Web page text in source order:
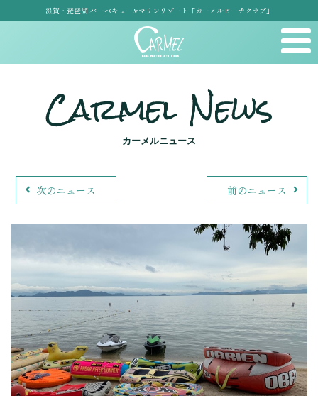
滋賀・琵琶湖 バーベキュー&マリンリゾート「カーメルビーチクラブ」
Carmel News
カーメルニュース
次のニュース 前のニュース